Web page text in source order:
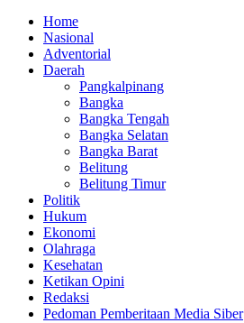
Home
Nasional
Adventorial
Daerah
Pangkalpinang
Bangka
Bangka Tengah
Bangka Selatan
Bangka Barat
Belitung
Belitung Timur
Politik
Hukum
Ekonomi
Olahraga
Kesehatan
Ketikan Opini
Redaksi
Pedoman Pemberitaan Media Siber